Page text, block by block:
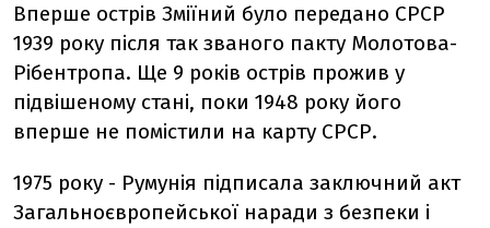
Вперше острів Зміїний було передано СРСР
1939 року після так званого пакту Молотова-
Рібентропа. Ще 9 років острів прожив у
підвішеному стані, поки 1948 року його
вперше не помістили на карту СРСР.
1975 року - Румунія підписала заключний акт
Загальноєвропейської наради з безпеки і